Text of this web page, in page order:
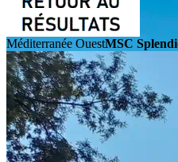
Méditerranée OuestMSC